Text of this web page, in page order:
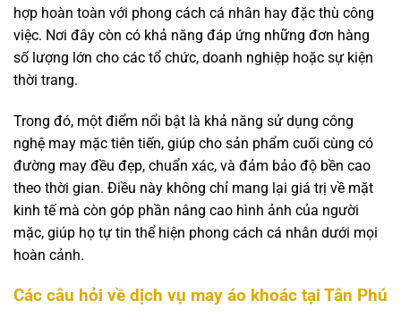
hợp hoàn toàn với phong cách cá nhân hay đặc thù công
việc. Nơi đây còn có khả năng đáp ứng những đơn hàng
số lượng lớn cho các tổ chức, doanh nghiệp hoặc sự kiện
thời trang.
Trong đó, một điểm nổi bật là khả năng sử dụng công
nghệ may mặc tiên tiến, giúp cho sản phẩm cuối cùng có
đường may đều đẹp, chuẩn xác, và đảm bảo độ bền cao
theo thời gian. Điều này không chỉ mang lại giá trị về mặt
kinh tế mà còn góp phần nâng cao hình ảnh của người
mặc, giúp họ tự tin thể hiện phong cách cá nhân dưới mọi
hoàn cảnh.
Các câu hỏi về dịch vụ may áo khoác tại Tân Phú